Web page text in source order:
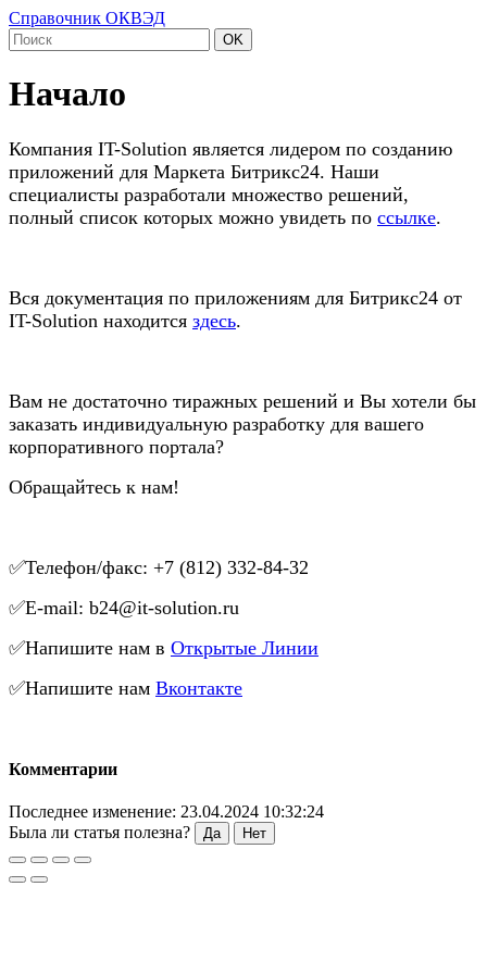
Справочник ОКВЭД
OK
Начало
Компания IT-Solution является лидером по созданию
приложений для Маркета Битрикс24. Наши
специалисты разработали множество решений,
полный список которых можно увидеть по ссылке.
Вся документация по приложениям для Битрикс24 от
IT-Solution находится здесь.
Вам не достаточно тиражных решений и Вы хотели бы
заказать индивидуальную разработку для вашего
корпоративного портала?
Обращайтесь к нам!
✅Телефон/факс: +7 (812) 332-84-32
✅E-mail: b24@it-solution.ru
✅Напишите нам в Открытые Линии
✅Напишите нам Вконтакте
Комментарии
Последнее изменение: 23.04.2024 10:32:24
Была ли статья полезна?
Да Нет